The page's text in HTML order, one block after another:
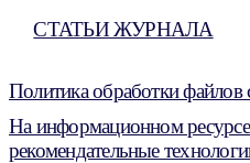
СТАТЬИ ЖУРНАЛА
Политика обработки файлов
На информационном
рекомендательные